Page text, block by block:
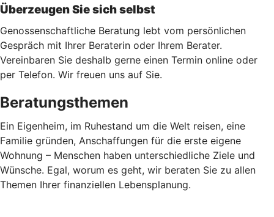
Überzeugen Sie sich selbst
Genossenschaftliche Beratung lebt vom persönlichen
Gespräch mit Ihrer Beraterin oder Ihrem Berater.
Vereinbaren Sie deshalb gerne einen Termin online oder
per Telefon. Wir freuen uns auf Sie.
Beratungsthemen
Ein Eigenheim, im Ruhestand um die Welt reisen, eine
Familie gründen, Anschaffungen für die erste eigene
Wohnung – Menschen haben unterschiedliche Ziele und
Wünsche. Egal, worum es geht, wir beraten Sie zu allen
Themen Ihrer finanziellen Lebensplanung.